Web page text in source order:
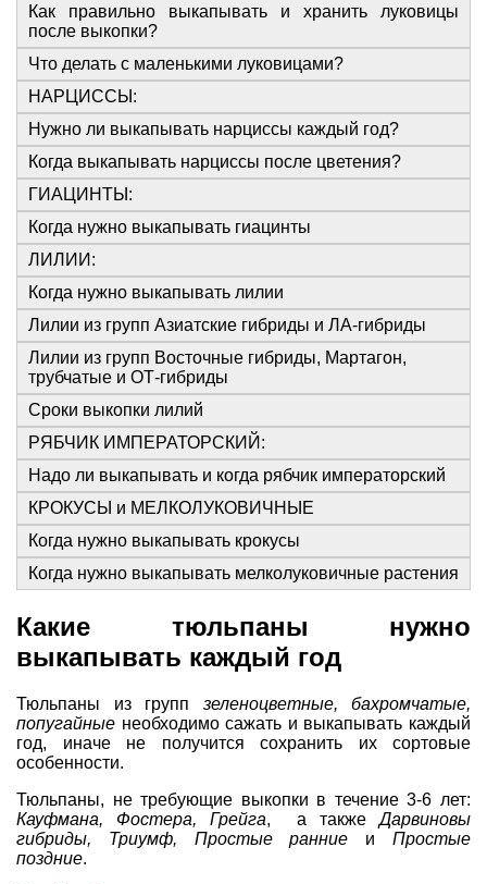
Как правильно выкапывать и хранить луковицы
после выкопки?
Что делать с маленькими луковицами?
НАРЦИССЫ:
Нужно ли выкапывать нарциссы каждый год?
Когда выкапывать нарциссы после цветения?
ГИАЦИНТЫ:
Когда нужно выкапывать гиацинты
ЛИЛИИ:
Когда нужно выкапывать лилии
Лилии из групп Азиатские гибриды и ЛА-гибриды
Лилии из групп Восточные гибриды, Мартагон,
трубчатые и ОТ-гибриды
Сроки выкопки лилий
РЯБЧИК ИМПЕРАТОРСКИЙ:
Надо ли выкапывать и когда рябчик императорский
КРОКУСЫ и МЕЛКОЛУКОВИЧНЫЕ
Когда нужно выкапывать крокусы
Когда нужно выкапывать мелколуковичные растения
Какие тюльпаны нужно
выкапывать каждый год
Тюльпаны из групп зеленоцветные, бахромчатые,
попугайные необходимо сажать и выкапывать каждый
год, иначе не получится сохранить их сортовые
особенности.
Тюльпаны, не требующие выкопки в течение 3-6 лет:
Кауфмана, Фостера, Грейга, а такжеДарвиновы
гибриды, Триумф, Простые ранние иПростые
поздние.